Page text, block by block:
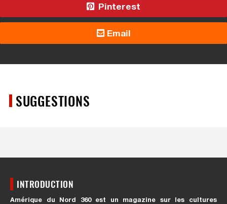
Pinterest
Email
SUGGESTIONS
INTRODUCTION
Amérique du Nord 360 est un magazine sur les cultures